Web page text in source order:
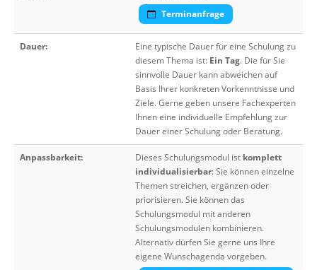
Terminanfrage
Dauer:
Eine typische Dauer für eine Schulung zu
diesem Thema ist: Ein Tag. Die für Sie
sinnvolle Dauer kann abweichen auf
Basis Ihrer konkreten Vorkenntnisse und
Ziele. Gerne geben unsere Fachexperten
Ihnen eine individuelle Empfehlung zur
Dauer einer Schulung oder Beratung.
Anpassbarkeit: Dieses Schulungsmodul ist komplett
individualisierbar: Sie können einzelne
Themen streichen, ergänzen oder
priorisieren. Sie können das
Schulungsmodul mit anderen
Schulungsmodulen kombinieren.
Alternativ dürfen Sie gerne uns Ihre
eigene Wunschagenda vorgeben.